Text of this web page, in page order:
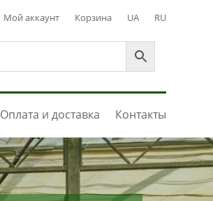
Мой аккаунт Корзина UA RU
Оплата и доставка Контакты